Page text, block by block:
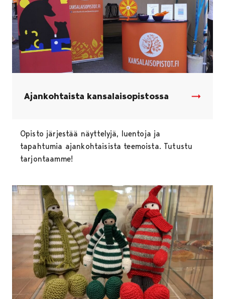
Ajankohtaista kansalaisopistossa
Opisto järjestää näyttelyjä, luentoja ja
tapahtumia ajankohtaisista teemoista. Tutustu
tarjontaamme!